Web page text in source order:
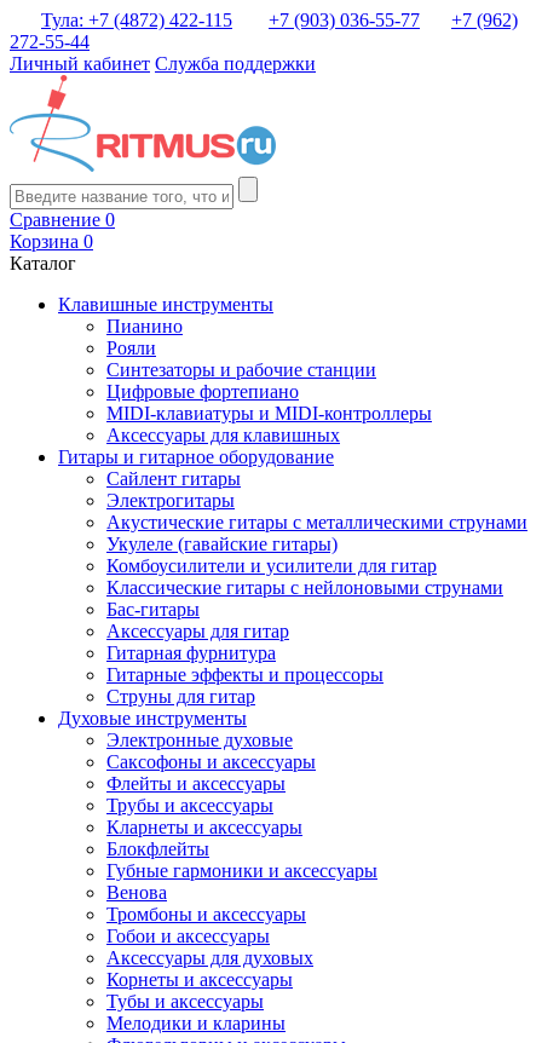
Тула: +7 (4872) 422-115 +7 (903) 036-55-77
+7 (962)
272-55-44
Личный кабинет Служба поддержки
Сравнение 0
Корзина 0
Каталог
Клавишные инструменты
Пианино
Рояли
Синтезаторы и рабочие станции
Цифровые фортепиано
MIDI-клавиатуры и MIDI-контроллеры
Аксессуары для клавишных
Гитары и гитарное оборудование
Сайлент гитары
Электрогитары
Акустические гитары с металлическими струнами
Укулеле (гавайские гитары)
Комбоусилители и усилители для гитар
Классические гитары с нейлоновыми струнами
Бас-гитары
Аксессуары для гитар
Гитарная фурнитура
Гитарные эффекты и процессоры
Струны для гитар
Духовые инструменты
Электронные духовые
Саксофоны и аксессуары
Флейты и аксессуары
Трубы и аксессуары
Кларнеты и аксессуары
Блокфлейты
Губные гармоники и аксессуары
Венова
Тромбоны и аксессуары
Гобои и аксессуары
Аксессуары для духовых
Корнеты и аксессуары
Тубы и аксессуары
Мелодики и кларины